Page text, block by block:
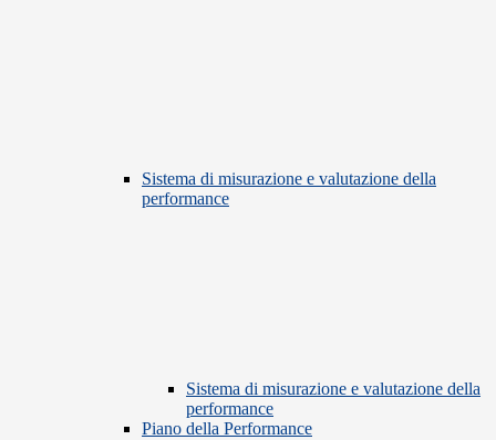
Sistema di misurazione e valutazione della
performance
Sistema di misurazione e valutazione della
performance
Piano della Performance